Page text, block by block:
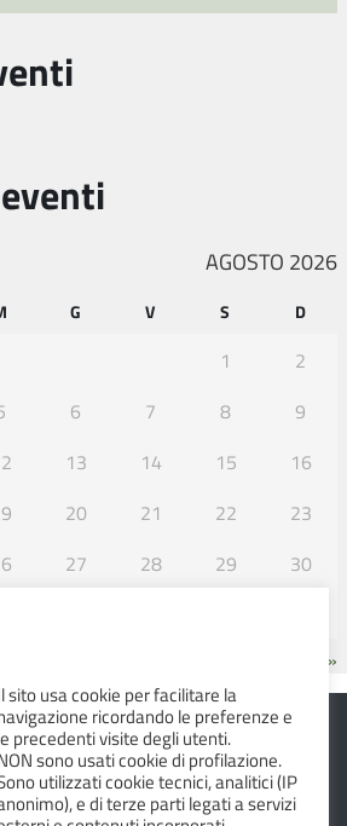
AGOSTO 2026
G V S D
1
2
6 7 8
9
13 14 15
16
20 21 22
23
27 28 29
30
SET »
DI ALBINEA
sito usa cookie per facilitare la
ricordando le preferenze e
precedenti visite degli utenti.
sono usati cookie di profilazione.
utilizzati cookie tecnici, analitici (IP
e di terze parti legati a servizi